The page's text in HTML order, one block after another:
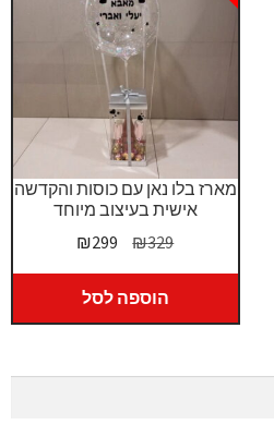
מארז בלו נאן עם כוסות והקדשה
אישית בעיצוב מיוחד
₪329
המחיר
המקורי
היה:
₪329.
₪299
המחיר
הנוכחי
₪299.
הוספה לסל